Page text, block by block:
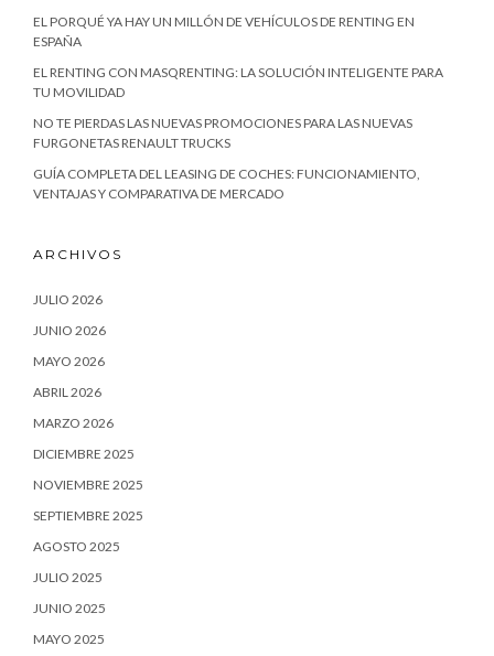
EL PORQUÉ YA HAY UN MILLÓN DE VEHÍCULOS DE RENTING EN
ESPAÑA
EL RENTING CON MASQRENTING: LA SOLUCIÓN INTELIGENTE PARA
TU MOVILIDAD
NO TE PIERDAS LAS NUEVAS PROMOCIONES PARA LAS NUEVAS
FURGONETAS RENAULT TRUCKS
GUÍA COMPLETA DEL LEASING DE COCHES: FUNCIONAMIENTO,
VENTAJAS Y COMPARATIVA DE MERCADO
ARCHIVOS
JULIO 2026
JUNIO 2026
MAYO 2026
ABRIL 2026
MARZO 2026
DICIEMBRE 2025
NOVIEMBRE 2025
SEPTIEMBRE 2025
AGOSTO 2025
JULIO 2025
JUNIO 2025
MAYO 2025